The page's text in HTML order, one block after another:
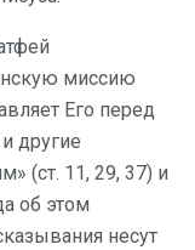
миссию
Его перед
другие
(ст. 11, 29, 37) и
об этом
несут